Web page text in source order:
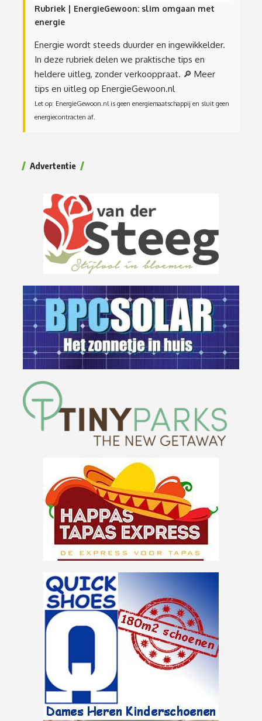
Rubriek | EnergieGewoon: slim omgaan met
energie
Energie wordt steeds duurder en ingewikkelder.
In deze rubriek delen we praktische tips en
heldere uitleg, zonder verkooppraat. 🔎 Meer
tips en uitleg op EnergieGewoon.nl
Let op: EnergieGewoon.nl is geen energiemaatschappij en sluit geen
energiecontracten af.
Advertentie